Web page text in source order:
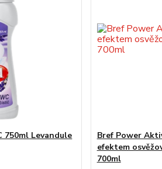
750ml Levandule
Bref Power
efektem
700ml